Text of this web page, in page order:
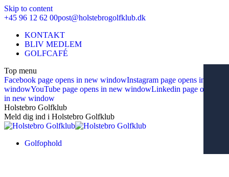
Skip to content
+45 96 12 62 00post@holstebrogolfklub.dk
KONTAKT
BLIV MEDLEM
GOLFCAFÉ
Top menu
Facebook page opens in new windowInstagram page opens in new
windowYouTube page opens in new windowLinkedin page opens
in new window
Holstebro Golfklub
Meld dig ind i Holstebro Golfklub
Golfophold